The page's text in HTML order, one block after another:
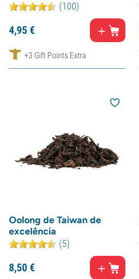
(100)
4,95€
+3 Gift Points Extra
Oolong de Taiwan de
excelência
(5)
8,50€